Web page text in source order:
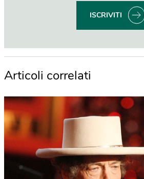
ISCRIVITI
Articoli correlati